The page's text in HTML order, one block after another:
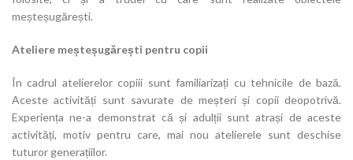
meșteșugărești.
Ateliere meșteșugărești pentru copii
În cadrul atelierelor copiii sunt familiarizați cu tehnicile de bază.
Aceste activități sunt savurate de meșteri și copii deopotrivă.
Experiența ne-a demonstrat că și adulții sunt atrași de aceste
activități, motiv pentru care, mai nou atelierele sunt deschise
tuturor generațiilor.